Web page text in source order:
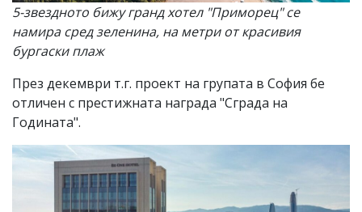
5-звездното бижу гранд хотел "Приморец" се
намира сред зеленина, на метри от красивия
бургаски плаж
През декември т.г. проект на групата в София бе
отличен с престижната награда "Сграда на
Годината".